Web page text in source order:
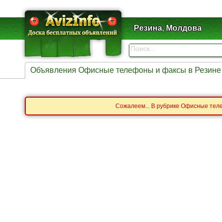
Резина, Молдова
Объявления Офисные телефоны и факсы в Резине
Сожалеем... В рубрике Офисные